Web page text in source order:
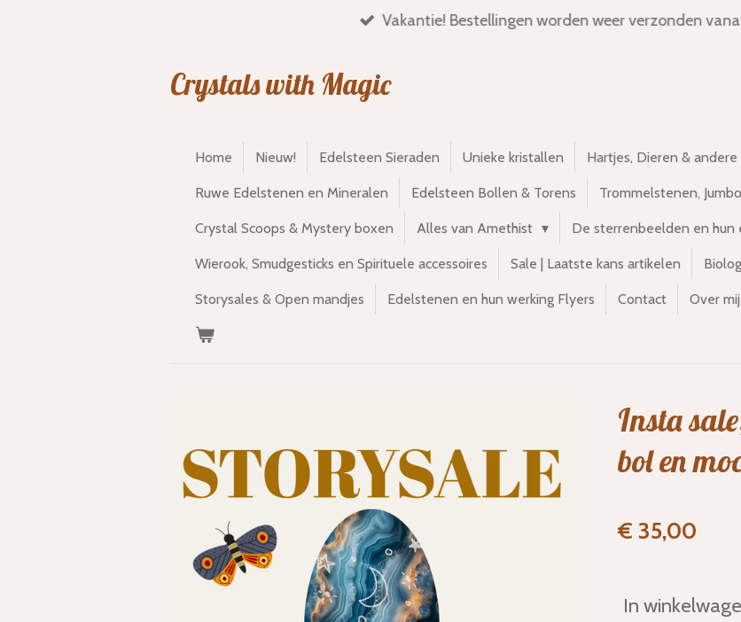
Vakantie! Bestellingen worden weer verzonden
Crystals with Magic
Home Nieuw! Edelsteen Sieraden Unieke kristallen Hartjes, Dieren & andere
Ruwe Edelstenen en Mineralen Edelsteen Bollen & Torens Trommelstenen,
Crystal Scoops & Mystery boxen Alles van Amethist De sterrenbeelden en hun
Wierook, Smudgesticks en Spirituele accessoires Sale | Laatste kans artikelen
Storysales & Open mandjes Edelstenen en hun werking Flyers Contact Over mij
Insta
bol en
€ 35,00
In